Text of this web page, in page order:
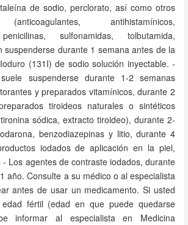
de sodio, perclorato, así como otros
(anticoagulantes, antihistamínicos,
sulfonamidas, tolbutamida,
suspenderse durante 1 semana antes de la
(131I) de sodio solución inyectable. -
suspenderse durante 1-2 semanas
y preparados vitamínicos, durante 2
tiroideos naturales o sintéticos
sódica, extracto tiroideo), durante 2-
benzodiazepinas y litio, durante 4
iodados de aplicación en la piel,
Los agentes de contraste iodados, durante
año. Consulte a su médico o al especialista
antes de usar un medicamento. Si usted
fértil (edad en que puede quedarse
informar al especialista en Medicina